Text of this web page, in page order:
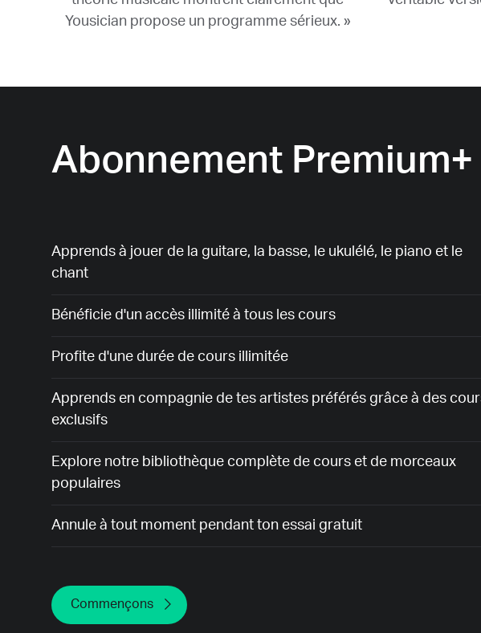
Yousician propose un programme sérieux. »
Abonnement Premium+
Apprends à jouer de la guitare, la basse, le ukulélé, le piano et le
chant
Bénéficie d'un accès illimité à tous les cours
Profite d'une durée de cours illimitée
Apprends en compagnie de tes artistes préférés grâce à des
exclusifs
Explore notre bibliothèque complète de cours et de morceaux
populaires
Annule à tout moment pendant ton essai gratuit
Commençons